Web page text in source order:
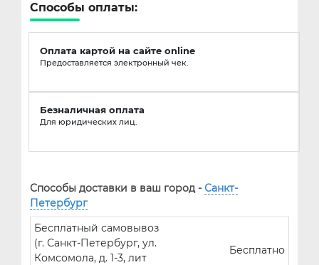
Способы оплаты:
Оплата картой на сайте online
Предоставляется электронный чек.
Безналичная оплата
Для юридических лиц.
Способы доставки в ваш город - Санкт-
Петербург
Бесплатный самовывоз
(г. Санкт-Петербург, ул.
Комсомола, д. 1-3, лит
Бесплатно